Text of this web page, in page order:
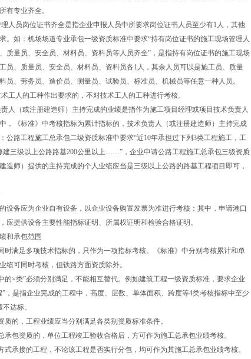
有专业齐全。
员岗位证书齐全是指企业申报人员中所要求岗位证书人员至少有1人，其他
。如：机场场道专业承包一级资质标准中要求“持有岗位证书的施工现场管理人
质量员、安全员、材料员、资料员等人员齐全”，是指持有岗位证书的施工现场
员、质量员、安全员、材料员、资料员各1人，其余人员可以是施工员、质量
员、劳务员、造价员、测量员、试验员、标准员、机械员等任意一种人员。
人的工种作出要求的，不对技术工人的工种进行考核。
（或注册建造师）主持完成的业绩是指作为施工项目经理或项目技术负责人
，《标准》中考核指标为累计指标的，技术负责人（或注册建造师）主持完成
公路工程施工总承包二级资质标准中要求“近10年承担过下列3类工程施工，工
建三级以上公路路基200公里以上……”，企业申请公路工程施工总承包三级资质
造师）提供的主持完成的个人业绩应当是三级以上公路的路基工程项目即可，
备应为企业自有设备，以企业设备购置发票为准进行考核；其中，申请港口
应提供设备主要性能指标证明、所属权证明和检验合格证明。
和承包范围
满足多项技术指标的，只作为一项指标考核。《标准》中分别考核累计和单
绩可同时考核，但铁路方面资质除外。
×类”必须分别满足，不能相互替代。例如建筑工程一级资质标准，要求企业
”，是指企业完成的工程中，高度、层数、单体面积、跨度等4类考核指标中至少
达标。
的，工程业绩应当分别满足各类别资质标准条件。
包资质的，单位工程竣工验收合格后，方可作为施工总承包业绩考核。
承接的工程，不论该工程是否实行分包，均可作为其施工总承包业绩考核。